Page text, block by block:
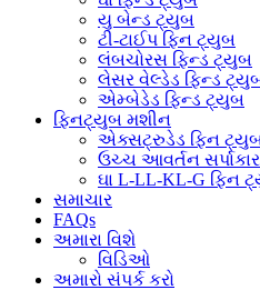
યુ બેન્ડ ટ્યુબ
ટી-ટાઈપ ફિન ટ્યુબ
લંબચોરસ ફિન્ડ ટ્યુબ
લેસર વેલ્ડેડ ફિન્ડ
એમ્બેડેડ ફિન્ડ ટ્યુબ
ફિનટ્યુબ મશીન
એક્સટ્રુડેડ ફિન
ઉચ્ચ આવર્તન
ઘા L-LL-KL-G ફિન
સમાચાર
FAQs
અમારા વિશે
વિડિઓ
અમારો સંપર્ક કરો